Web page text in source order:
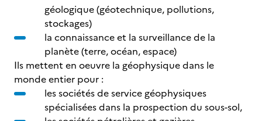
géologique (géotechnique, pollutions,
stockages)
la connaissance et la surveillance de la
planète (terre, océan, espace)
Ils mettent en oeuvre la géophysique dans le
monde entier pour :
les sociétés de service géophysiques
spécialisées dans la prospection du sous-sol,